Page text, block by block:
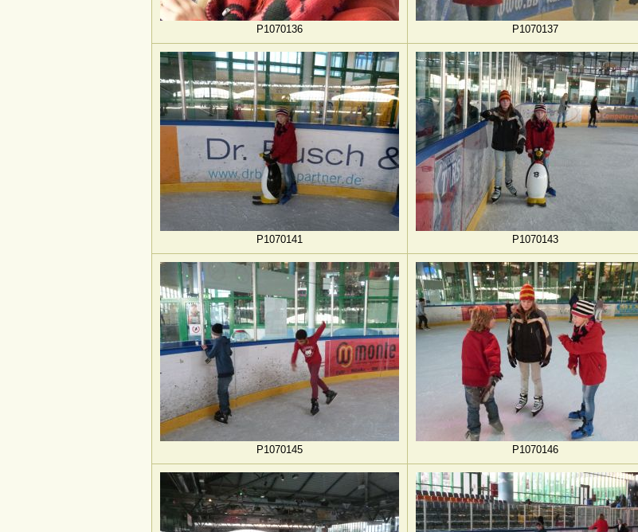
P1070136 P1070137
P1070141 P1070143
P1070145 P1070146